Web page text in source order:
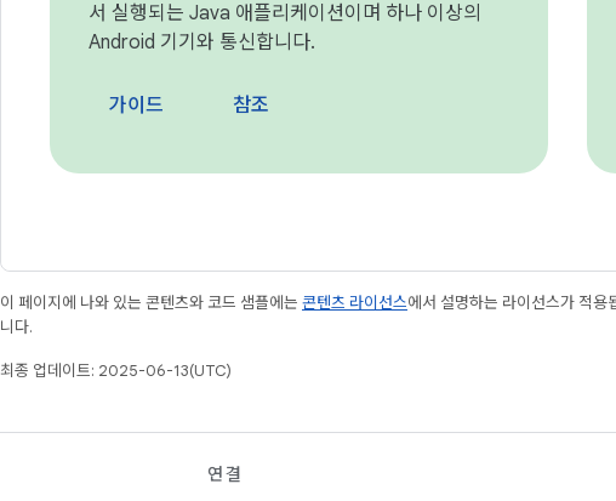
서 실행되는 Java 애플리케이션이며 하나 이상의
Android 기기와 통신합니다.
가이드 참조
이 페이지에 나와 있는 콘텐츠와 코드 샘플에는 콘텐츠 라이선스에서 설명하는 라이선스가 적
니다.
최종 업데이트: 2025-06-13(UTC)
연결